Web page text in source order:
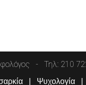
Τηλ: 210
Ψυχολογία